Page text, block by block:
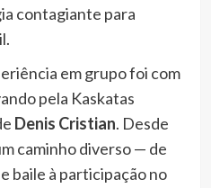
contagiante para
em grupo foi com
pela Kaskatas
Denis Cristian. Desde
caminho diverso — de
baile à participação no